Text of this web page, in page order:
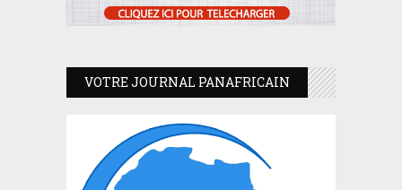
VOTRE JOURNAL PANAFRICAIN